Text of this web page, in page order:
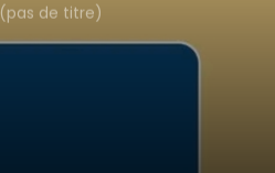
(pas de titre)